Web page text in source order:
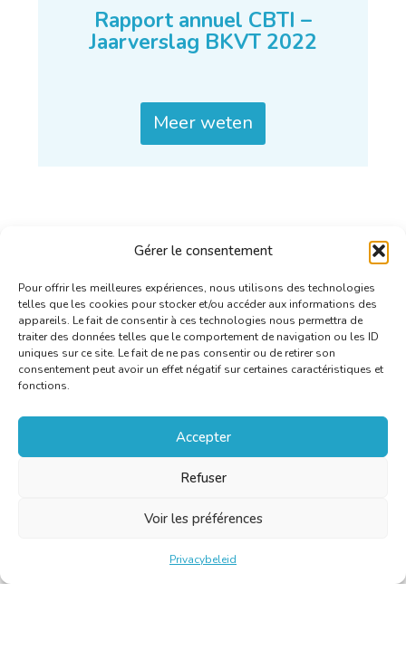
Gérer le consentement
Pour offrir les meilleures expériences, nous utilisons des technologies
telles que les cookies pour stocker et/ou accéder aux informations des
appareils. Le fait de consentir à ces technologies nous permettra de
traiter des données telles que le comportement de navigation ou les ID
uniques sur ce site. Le fait de ne pas consentir ou de retirer son
consentement peut avoir un effet négatif sur certaines caractéristiques et
fonctions.
Accepter
Refuser
Voir les préférences
Privacybeleid
Rapport annuel CBTI –
Jaarverslag BKVT 2022
Meer weten